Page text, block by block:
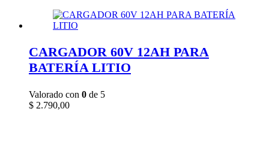
CARGADOR 60V 12AH PARA
BATERÍA LITIO
Valorado con 0 de 5
$ 2.790,00